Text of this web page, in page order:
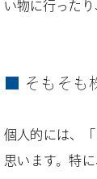
い物に行ったり
そもそも
個人的には、
思います。特